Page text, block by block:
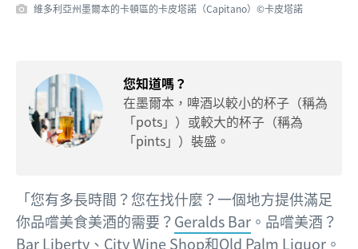
維多利亞州墨爾本的卡頓區的卡皮塔諾（Capitano）©卡皮塔諾
您知道嗎？
在墨爾本，啤酒以較小的杯子（稱為
「pots」）或較大的杯子（稱為
「pints」）裝盛。
「您有多長時間？您在找什麼？一個地方提供滿足
你品嚐美食美酒的需要？Geralds Bar 。品嚐美酒？
Bar Liberty 、 City Wine Shop和Old Palm Liquor 。